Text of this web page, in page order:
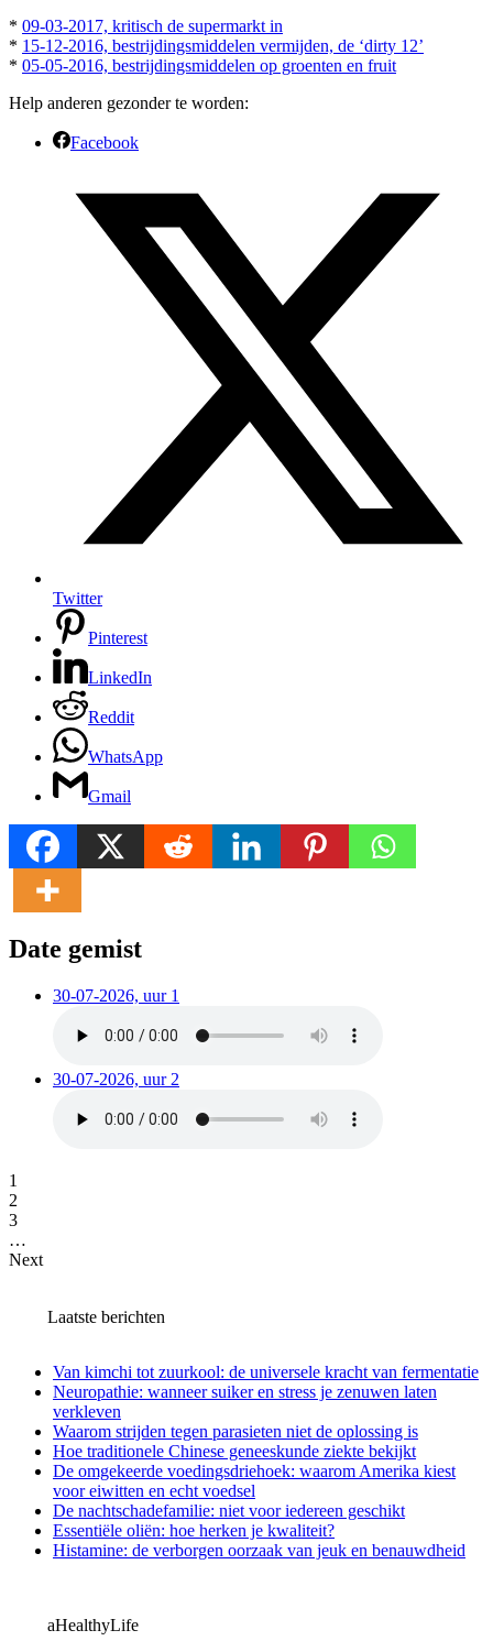
* 09-03-2017, kritisch de supermarkt in
* 15-12-2016, bestrijdingsmiddelen vermijden, de ‘dirty 12’
* 05-05-2016, bestrijdingsmiddelen op groenten en fruit
Help anderen gezonder te worden:
Facebook
Twitter
Pinterest
LinkedIn
Reddit
WhatsApp
Gmail
Date gemist
30-07-2026, uur 1
30-07-2026, uur 2
1
2
3
…
Next
Laatste berichten
Van kimchi tot zuurkool: de universele kracht van fermentatie
Neuropathie: wanneer suiker en stress je zenuwen laten
verkleven
Waarom strijden tegen parasieten niet de oplossing is
Hoe traditionele Chinese geneeskunde ziekte bekijkt
De omgekeerde voedingsdriehoek: waarom Amerika kiest
voor eiwitten en echt voedsel
De nachtschadefamilie: niet voor iedereen geschikt
Essentiële oliën: hoe herken je kwaliteit?
Histamine: de verborgen oorzaak van jeuk en benauwdheid
aHealthyLife